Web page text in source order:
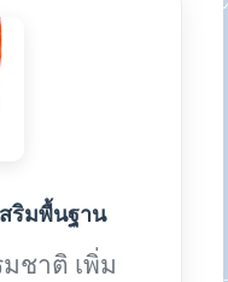
ริมพื้นฐาน
ชาติ เพิ่ม